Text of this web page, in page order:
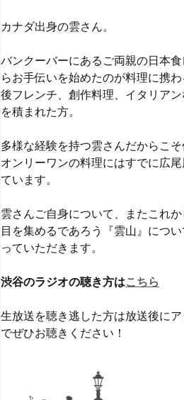
カナダ出身の雲さん。
バンクーバーにあるご両親の日本
らお手伝いを始めたのが料理に携
後フレンチ、創作料理、イタリア
を積まれた方。
多様な経験を持つ雲さんだからこ
オンリーワンの料理にはすでに広
ています。
雲さんご自身について、またこれ
目を集めるであろう『雲山』につ
っていただきます。
渋谷のラジオの聴き方はこちら
生放送を聴き逃した方は放送後に
でぜひお聴きください！